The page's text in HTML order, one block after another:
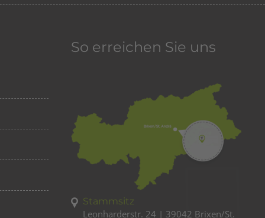
So erreichen Sie uns
Stammsitz
Leonharderstr. 24 | 39042 Brixen/St.